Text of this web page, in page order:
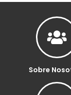
Sobre